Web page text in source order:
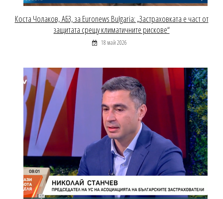
Коста Чолаков, АБЗ, за Euronews Bulgaria: „Застраховката е част от
защитата срещу климатичните рискове“
18 май 2026